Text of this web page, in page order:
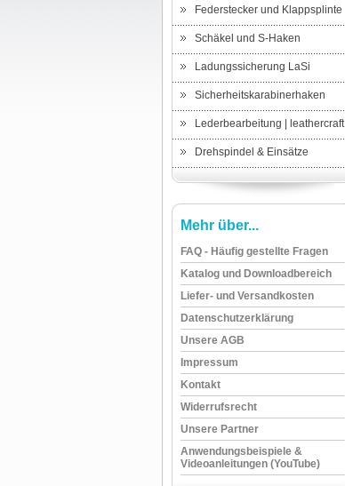
Federstecker und Klappsplinte
Schäkel und S-Haken
Ladungssicherung LaSi
Sicherheitskarabinerhaken
Lederbearbeitung | leathercraft
Drehspindel & Einsätze
Mehr über...
FAQ - Häufig gestellte Fragen
Katalog und Downloadbereich
Liefer- und Versandkosten
Datenschutzerklärung
Unsere AGB
Impressum
Kontakt
Widerrufsrecht
Unsere Partner
Anwendungsbeispiele &
Videoanleitungen (YouTube)